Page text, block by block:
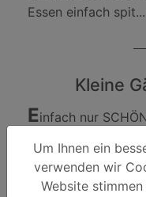
Essen einfach spit...
Kleine
Einfach nur
großer Garten mit
Bäumen zur
Hühner frei heru
Um Ihnen ein
verwenden wir
Website